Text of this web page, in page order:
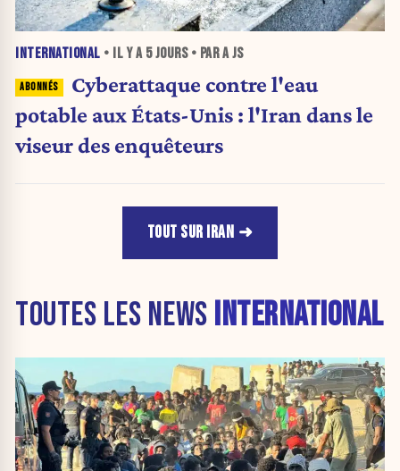
INTERNATIONAL • IL Y A 5 JOURS• PAR A JS
Cyberattaque contre l'eau
potable aux États-Unis : l'Iran dans le
viseur des enquêteurs
TOUT SUR IRAN
TOUTES LES NEWS INTERNATIONAL